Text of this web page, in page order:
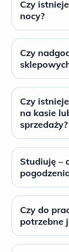
Czy
nocy?
Czy
Czy
na kasie
sprzedaży?
Studiuję –
Czy do
potrzebne